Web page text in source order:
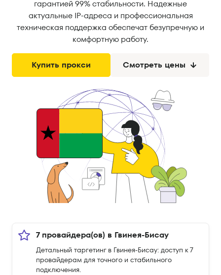
гарантией 99% стабильности. Надежные
актуальные IP-адреса и профессиональная
техническая поддержка обеспечат безупречную и
комфортную работу.
Купить прокси Смотреть цены
7 провайдера(ов) в Гвинея-Бисау
Детальный таргетинг в Гвинея-Бисау: доступ к 7
провайдерам для точного и стабильного
подключения.